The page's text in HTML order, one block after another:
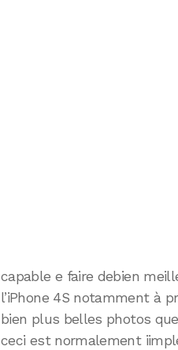
capable e faire debien
l’iPhone 4S notamment à
bien plus belles photos
ceci est normalement